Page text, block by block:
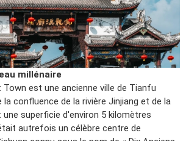
millénaire
Town est une ancienne ville de Tianfu
confluence de la rivière Jinjiang et de la
une superficie d'environ 5 kilomètres
autrefois un célèbre centre de